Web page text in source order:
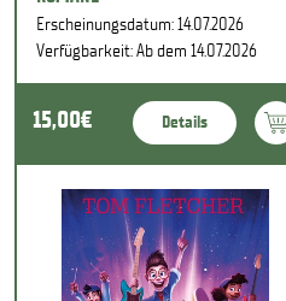
Erscheinungsdatum: 14.07.2026
Verfügbarkeit: Ab dem 14.07.2026
15,00€ Details